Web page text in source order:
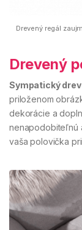
Drevený regál
Drevený
Sympatický
priloženom
dekorácie a
nenapodobiteľnú
vaša polovička